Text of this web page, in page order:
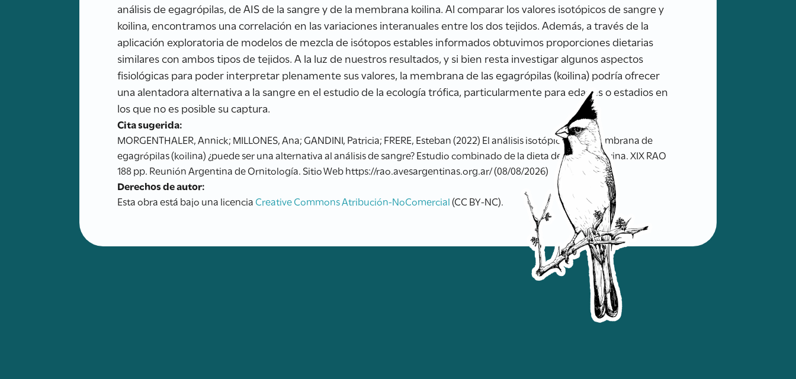
análisis de egagrópilas, de AIS de la sangre y de la membrana koilina. Al comparar los valores isotópicos de sangre y
koilina, encontramos una correlación en las variaciones interanuales entre los dos tejidos. Además, a través de la
aplicación exploratoria de modelos de mezcla de isótopos estables informados obtuvimos proporciones dietarias
similares con ambos tipos de tejidos. A la luz de nuestros resultados, y si bien resta investigar algunos aspectos
fisiológicas para poder interpretar plenamente sus valores, la membrana de las egagrópilas (koilina) podría ofrecer
una alentadora alternativa a la sangre en el estudio de la ecología trófica, particularmente para edades o estadios en
los que no es posible su captura.
Cita sugerida:
MORGENTHALER, Annick; MILLONES, Ana; GANDINI, Patricia; FRERE, Esteban (2022) El análisis isotópico de la membrana de
egagrópilas (koilina) ¿puede ser una alternativa al análisis de sangre? Estudio combinado de la dieta de un ave marina. XIX RAO
188 pp. Reunión Argentina de Ornitología. Sitio Web https://rao.avesargentinas.org.ar/ (08/08/2026)
Derechos de autor:
Esta obra está bajo una licencia Creative Commons Atribución-NoComercial(CC BY-NC).